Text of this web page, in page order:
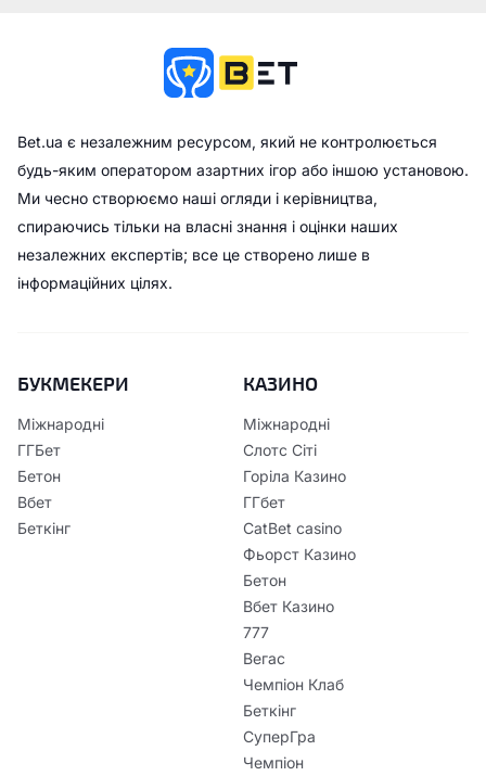
Bet.ua є незалежним ресурсом, який не контролюється
будь-яким оператором азартних ігор або іншою установою.
Ми чесно створюємо наші огляди і керівництва,
спираючись тільки на власні знання і оцінки наших
незалежних експертів; все це створено лише в
інформаційних цілях.
БУКМЕКЕРИ
Міжнародні
ГГБет
Бетон
Вбет
Беткінг
КАЗИНО
Міжнародні
Слотс Сіті
Горіла Казино
ГГбет
CatBet casino
Фьорст Казино
Бетон
Вбет Казино
777
Вегас
Чемпіон Клаб
Беткінг
СуперГра
Чемпіон